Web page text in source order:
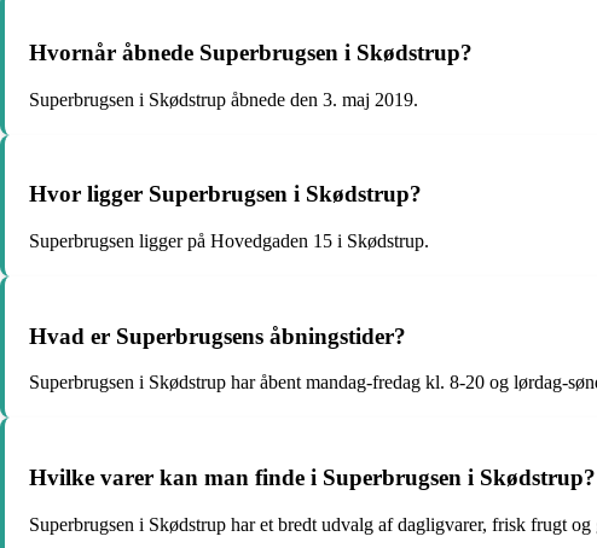
Hvornår åbnede Superbrugsen i Skødstrup?
Superbrugsen i Skødstrup åbnede den 3. maj 2019.
Hvor ligger Superbrugsen i Skødstrup?
Superbrugsen ligger på Hovedgaden 15 i Skødstrup.
Hvad er Superbrugsens åbningstider?
Superbrugsen i Skødstrup har åbent mandag-fredag kl. 8-20 og lørdag-
Hvilke varer kan man finde i Superbrugsen i Skødstrup?
Superbrugsen i Skødstrup har et bredt udvalg af dagligvarer, frisk frugt